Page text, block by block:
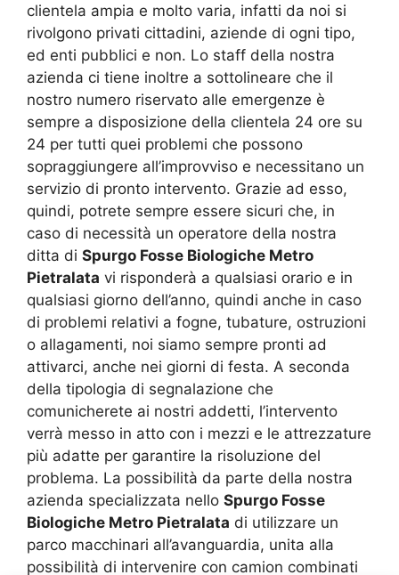
clientela ampia e molto varia, infatti da noi si
rivolgono privati cittadini, aziende di ogni tipo,
ed enti pubblici e non. Lo staff della nostra
azienda ci tiene inoltre a sottolineare che il
nostro numero riservato alle emergenze è
sempre a disposizione della clientela 24 ore su
24 per tutti quei problemi che possono
sopraggiungere all’improvviso e necessitano un
servizio di pronto intervento. Grazie ad esso,
quindi, potrete sempre essere sicuri che, in
caso di necessità un operatore della nostra
ditta di Spurgo Fosse Biologiche Metro
Pietralata vi risponderà a qualsiasi orario e in
qualsiasi giorno dell’anno, quindi anche in caso
di problemi relativi a fogne, tubature, ostruzioni
o allagamenti, noi siamo sempre pronti ad
attivarci, anche nei giorni di festa. A seconda
della tipologia di segnalazione che
comunicherete ai nostri addetti, l’intervento
verrà messo in atto con i mezzi e le attrezzature
più adatte per garantire la risoluzione del
problema. La possibilità da parte della nostra
azienda specializzata nello Spurgo Fosse
Biologiche Metro Pietralata di utilizzare un
parco macchinari all’avanguardia, unita alla
possibilità di intervenire con camion combinati